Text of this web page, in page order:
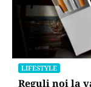
LIFESTYLE
Reguli noi la